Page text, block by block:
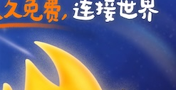
支持